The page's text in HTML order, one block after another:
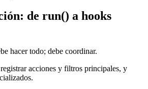
de run() a hooks
hacer todo; debe coordinar.
acciones y filtros principales, y